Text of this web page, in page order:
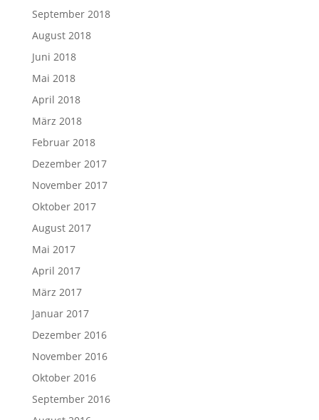
September 2018
August 2018
Juni 2018
Mai 2018
April 2018
März 2018
Februar 2018
Dezember 2017
November 2017
Oktober 2017
August 2017
Mai 2017
April 2017
März 2017
Januar 2017
Dezember 2016
November 2016
Oktober 2016
September 2016